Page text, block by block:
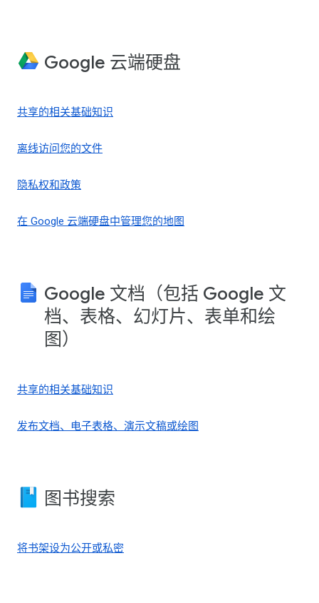
Google 云端硬盘
共享的相关基础知识
离线访问您的文件
隐私权和政策
在 Google 云端硬盘中管理您的地图
Google 文档（包括 Google 文
档、表格、幻灯片、表单和绘
图）
共享的相关基础知识
发布文档、电子表格、演示文稿或绘图
图书搜索
将书架设为公开或私密